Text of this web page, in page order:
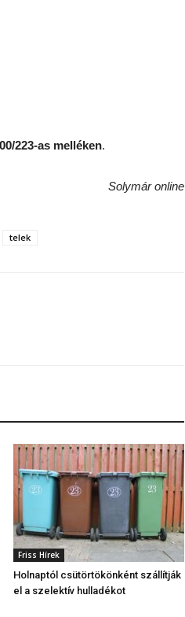
223-as melléken.
Solymár online
telek
Friss Hírek
Holnaptól csütörtökönként szállítják
el a szelektív hulladékot